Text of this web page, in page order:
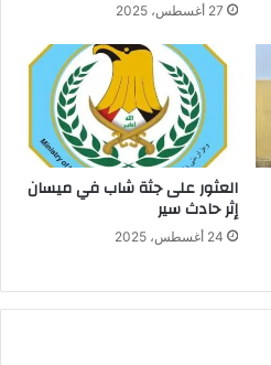
27 أغسطس، 2025
العثور على جثة شاب في ميسان
إثر حادث سير
24 أغسطس، 2025